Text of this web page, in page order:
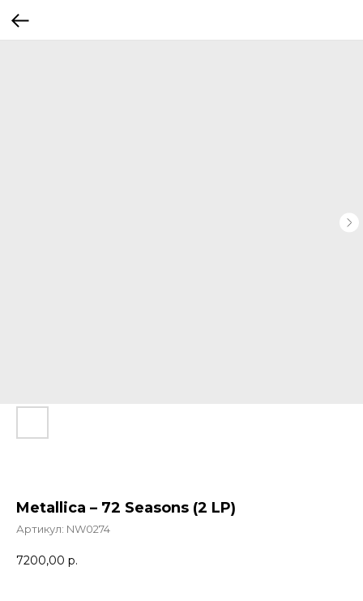
Metallica – 72 Seasons (2 LP)
Артикул: NW0274
7200,00 р.